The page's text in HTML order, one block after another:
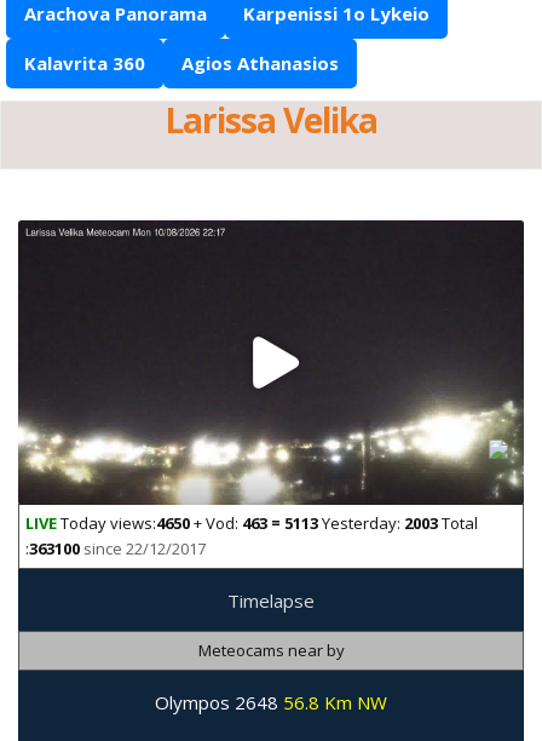
Arachova Panorama Karpenissi 1o Lykeio
Kalavrita 360 Agios Athanasios
Larissa Velika
LIVEToday views:4650+ Vod: 463 = 5113Yesterday: 2003Total
:363100 since 22/12/2017
Timelapse
Meteocams near by
Olympos 2648 56.8 Km NW